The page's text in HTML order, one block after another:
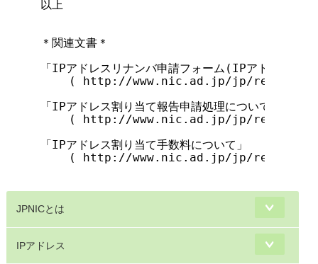
以上
＊関連文書＊
「IPアドレスリナンバ申請フォーム(IPアドレス管
( http://www.nic.ad.jp/jp/regist/
「IPアドレス割り当て報告申請処理について(IPア
( http://www.nic.ad.jp/jp/regist/
「IPアドレス割り当て手数料について」
( http://www.nic.ad.jp/jp/regist/
JPNICとは
IPアドレス